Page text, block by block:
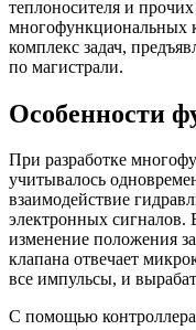
теплоносителя и
многофункциональных
комплекс задач,
по магистрали.
Особенности
При разработке
учитывалось
взаимодействие
электронных сигналов.
изменение положения
клапана отвечает
все импульсы, и
С помощью